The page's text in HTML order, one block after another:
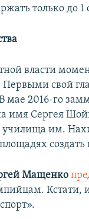
только до 1
власти
свой
мае 2016-го
имя Сергея
училища им.
Мащенко
Кстати,